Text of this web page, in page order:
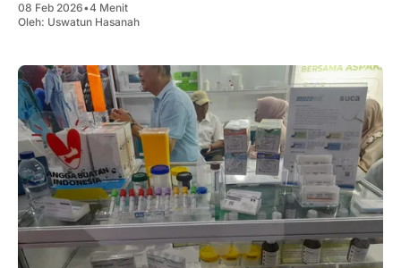
08 Feb 2026•4 Menit
Oleh: Uswatun Hasanah